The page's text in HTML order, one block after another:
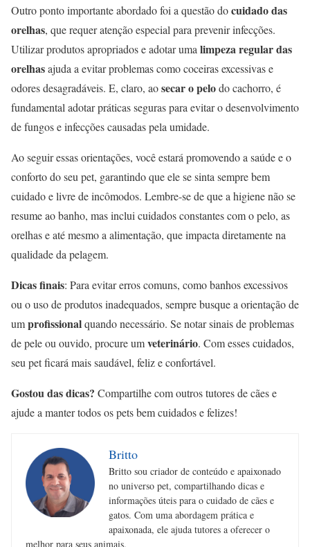
Outro ponto importante abordado foi a questão docuidado das
orelhas, que requer atenção especial para prevenir infecções.
Utilizar produtos apropriados e adotar umalimpeza regular das
orelhasajuda a evitar problemas como coceiras excessivas e
odores desagradáveis. E, claro, aosecar o pelodo cachorro, é
fundamental adotar práticas seguras para evitar o desenvolvimento
de fungos e infecções causadas pela umidade.
Ao seguir essas orientações, você estará promovendo a saúde e o
conforto do seu pet, garantindo que ele se sinta sempre bem
cuidado e livre de incômodos. Lembre-se de que a higiene não se
resume ao banho, mas inclui cuidados constantes com o pelo, as
orelhas e até mesmo a alimentação, que impacta diretamente na
qualidade da pelagem.
Dicas finais: Para evitar erros comuns, como banhos excessivos
ou o uso de produtos inadequados, sempre busque a orientação de
umprofissionalquando necessário. Se notar sinais de problemas
de pele ou ouvido, procure umveterinário. Com esses cuidados,
seu pet ficará mais saudável, feliz e confortável.
Gostou das dicas? Compartilhe com outros tutores de cães e
ajude a manter todos os pets bem cuidados e felizes!
Britto
Britto sou criador de conteúdo e apaixonado
no universo pet, compartilhando dicas e
informações úteis para o cuidado de cães e
gatos. Com uma abordagem prática e
apaixonada, ele ajuda tutores a oferecer o
melhor para seus animais.